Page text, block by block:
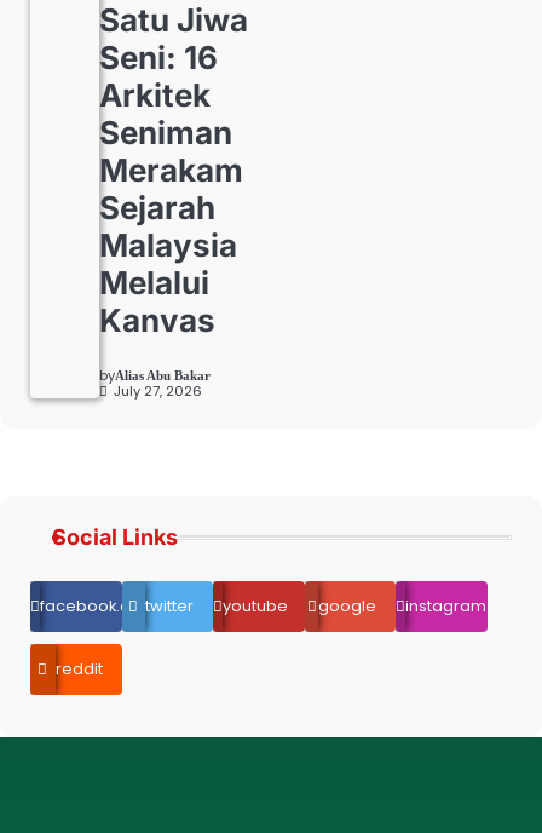
Satu Jiwa
Seni: 16
Arkitek
Seniman
Merakam
Sejarah
Malaysia
Melalui
Kanvas
byAlias Abu Bakar
July 27, 2026
Social Links
facebook.comtwitter youtube google instagram
reddit